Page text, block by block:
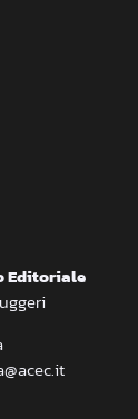
Editoriale